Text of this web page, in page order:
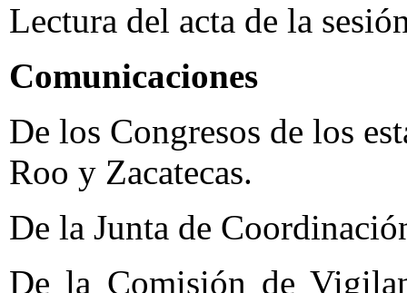
Lectura del acta de la
Comunicaciones
De los Congresos de los
Roo y Zacatecas.
De la Junta de
De la Comisión de